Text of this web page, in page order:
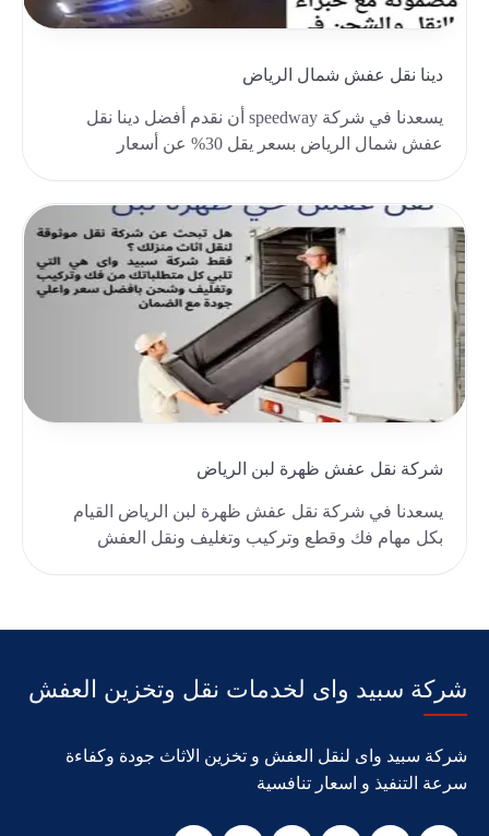
دينا نقل عفش شمال الرياض
يسعدنا في شركة speedway أن نقدم أفضل دينا نقل
عفش شمال الرياض بسعر يقل 30% عن أسعار
شركة نقل عفش ظهرة لبن الرياض
يسعدنا في شركة نقل عفش ظهرة لبن الرياض القيام
بكل مهام فك وقطع وتركيب وتغليف ونقل العفش
شركة سبيد واى لخدمات نقل وتخزين العفش
شركة سبيد واى لنقل العفش و تخزين الاثاث جودة وكفاءة
سرعة التنفيذ و اسعار تنافسية